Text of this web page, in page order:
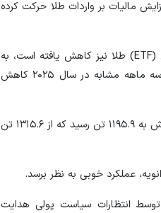
مالیات بر واردات طلا حرکت کرده
جریان سرمایه‌گذاری در صندوق‌های سرمایه‌گذاری قابل معامله در بورس (ETF) طلا نیز کاهش یافته است، به
طوری که جریان ورودی ۶۲ تن در سه ماهه اول، ۷۳ درصد نسبت به سه ماهه مشابه در سال ۲۰۲۵ کاهش
به طور کلی، کل تقاضای طلا در سه ماهه اول سال ۲۰۲۶ با ۹ درصد کاهش به ۱۱۹۵.۹ تن رسید که از ۱۳۱۵.۶ تن
عملکرد خوبی به نظر برسد.
انتظارات سیاست پولی هدایت